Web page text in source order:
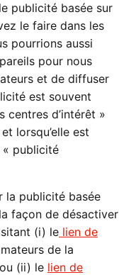
publicité basée sur
le faire dans les
pourrions aussi
pour nous
et de diffuser
est souvent
centres d’intérêt »
lorsqu’elle est
publicité
la publicité basée
façon de désactiver
(i) le lien de
de la
(ii) le lien de